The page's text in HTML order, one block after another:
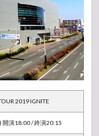
2019 IGNITE
演18:00 / 終演20:15